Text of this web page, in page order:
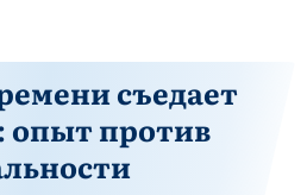
съедает
опыт против